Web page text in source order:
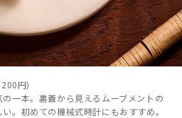
円)
一本。裏蓋から見えるムーブメントの
。初めての機械式時計にもおすすめ。